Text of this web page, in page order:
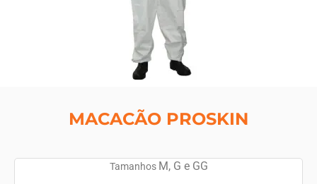
MACACÃO PROSKIN
Tamanhos M, G e GG